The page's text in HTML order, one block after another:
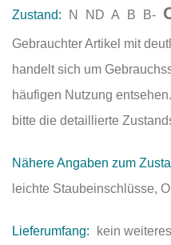
Zustand: N ND A B B-
Gebrauchter Artikel mit
handelt sich um
häufigen Nutzung
bitte die detaillierte
Nähere Angaben zum
leichte Staubeinschlüsse,
Lieferumfang: kein